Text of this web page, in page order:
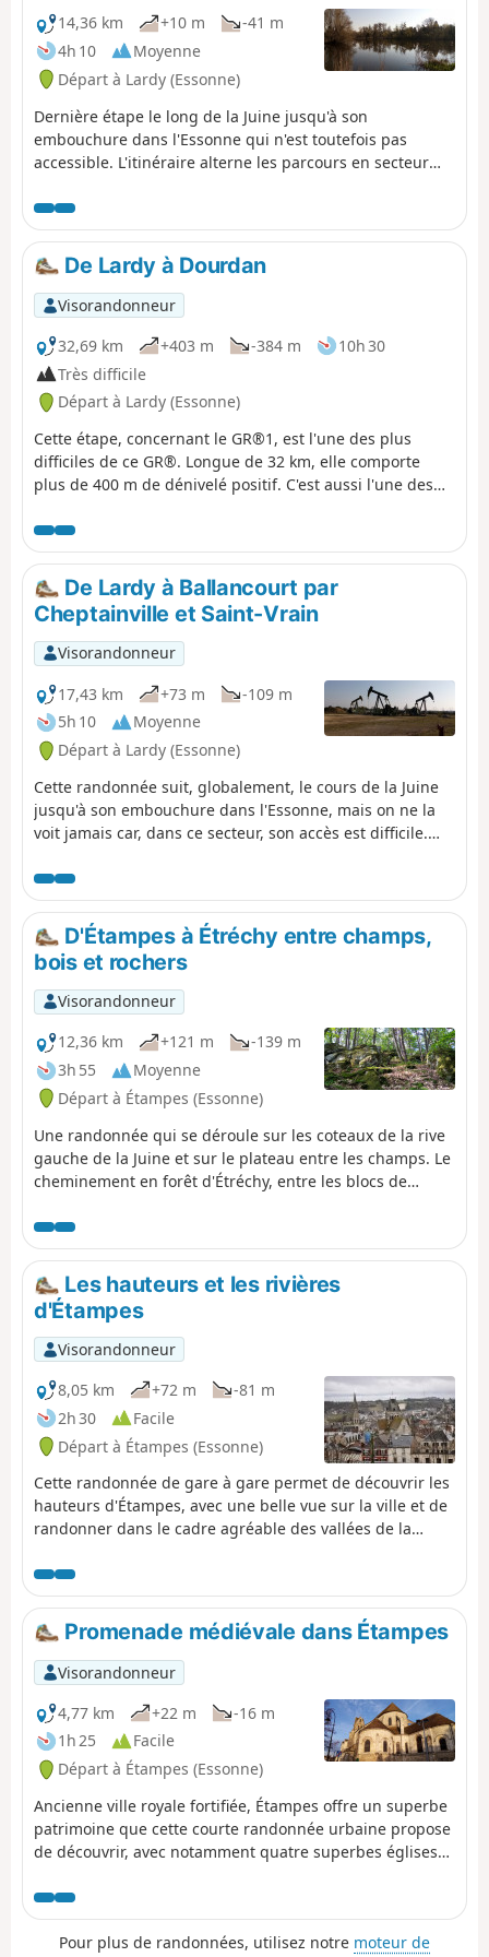
14,36 km +10 m
-41 m
4h 10
Moyenne
Départ à Lardy (Essonne)
Dernière étape le long de la Juine jusqu'à son
embouchure dans l'Essonne qui n'est toutefois pas
accessible. L'itinéraire alterne les parcours en secteur
avec ses étangs, ses roselières et ses observatoires à
oiseaux, constitue le point d'orgue de cette randonnée.
De Lardy à Dourdan
Visorandonneur
32,69 km
+403 m -384 m
10h 30
Très difficile
Départ à Lardy (Essonne)
Cette étape, concernant le GR®1, est l'une des plus
difficiles de ce GR®. Longue de 32 km, elle comporte
plus de 400 m de dénivelé positif. C'est aussi l'une des
de croiser de magnifiques monuments, comme l'Église
Saint-Sulpice, l'Église Saint-Yon, l'église de Sermaise
ainsi que le Château de Dourdan. D'autres monuments
sont à visiter dans cette ville. L'essentiel du parcours se
fait en campagne, avec plusieurs montées et descentes
dans les vallées. Le parcours rencontre de très
nombreux villages, plus ou moins grand.
De Lardy à Ballancourt par
Cheptainville et Saint-Vrain
Visorandonneur
17,43 km
+73 m
-109 m
5h 10
Moyenne
Départ à Lardy (Essonne)
Cette randonnée suit, globalement, le cours de la Juine
jusqu'à son embouchure dans l'Essonne, mais on ne la
voit jamais car, dans ce secteur, son accès est difficile.
de Cheptainville de Saint-Vrain, les chemins entre les
champs et les parcours en secteur urbanisé. L'obélisque
de Saint-Vrain, en lisière de forêt, constitue une
curiosité.
D'Étampes à Étréchy entre champs,
bois et rochers
Visorandonneur
12,36 km
+121 m
-139 m
3h 55
Moyenne
Départ à Étampes (Essonne)
Une randonnée qui se déroule sur les coteaux de la rive
gauche de la Juine et sur le plateau entre les champs. Le
cheminement en forêt d'Étréchy, entre les blocs de
Les hauteurs et les rivières
d'Étampes
Visorandonneur
8,05 km
+72 m
-81 m
2h 30
Facile
Départ à Étampes (Essonne)
Cette randonnée de gare à gare permet de découvrir les
hauteurs d'Étampes, avec une belle vue sur la ville et de
randonner dans le cadre agréable des vallées de la
cette randonnée en rejoignant la gare de départ (1,8km
de plus) et d'en profiter pour visiter cette petite ville qui
le mérite.Promenade médiévale dans Étampes
Visorandonneur
4,77 km
+22 m
-16 m
1h 25
Facile
Départ à Étampes (Essonne)
Ancienne ville royale fortifiée, Étampes offre un superbe
patrimoine que cette courte randonnée urbaine propose
de découvrir, avec notamment quatre superbes églises
penchée façon Tour de Pise.
Pour plus de randonnées, utilisez notre moteur de